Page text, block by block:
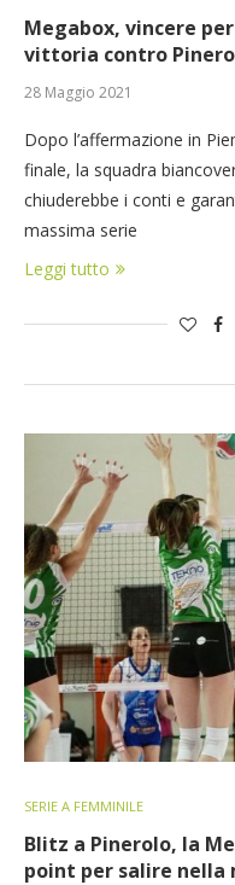
Megabox, vincere
vittoria contro
28 Maggio 2021
Dopo l’affermazione in
finale, la squadra
chiuderebbe i conti e
massima serie
Leggi tutto
SERIE A FEMMINILE
Blitz a Pinerolo, la
point per salire nella